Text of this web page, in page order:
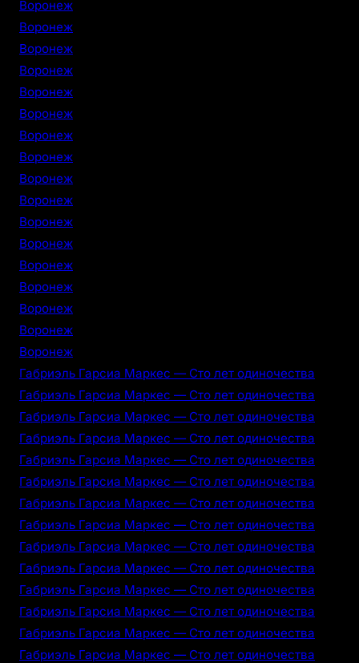
Воронеж
Воронеж
Воронеж
Воронеж
Воронеж
Воронеж
Воронеж
Воронеж
Воронеж
Воронеж
Воронеж
Воронеж
Воронеж
Воронеж
Воронеж
Воронеж
Воронеж
Габриэль Гарсиа Маркес — Сто лет одиночества
Габриэль Гарсиа Маркес — Сто лет одиночества
Габриэль Гарсиа Маркес — Сто лет одиночества
Габриэль Гарсиа Маркес — Сто лет одиночества
Габриэль Гарсиа Маркес — Сто лет одиночества
Габриэль Гарсиа Маркес — Сто лет одиночества
Габриэль Гарсиа Маркес — Сто лет одиночества
Габриэль Гарсиа Маркес — Сто лет одиночества
Габриэль Гарсиа Маркес — Сто лет одиночества
Габриэль Гарсиа Маркес — Сто лет одиночества
Габриэль Гарсиа Маркес — Сто лет одиночества
Габриэль Гарсиа Маркес — Сто лет одиночества
Габриэль Гарсиа Маркес — Сто лет одиночества
Габриэль Гарсиа Маркес — Сто лет одиночества